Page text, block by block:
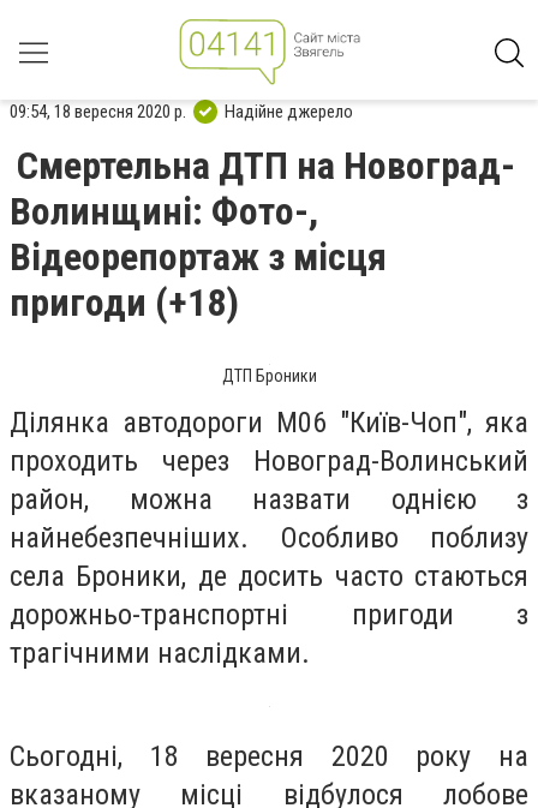
09:54, 18 вересня 2020 р. Надійне джерело
Смертельна ДТП на Новоград-
Волинщині: Фото-,
Відеорепортаж з місця
пригоди (+18)
ДТП Броники
Ділянка автодороги М06 "Київ-Чоп", яка
проходить через Новоград-Волинський
район, можна назвати однією з
найнебезпечніших. Особливо поблизу
села Броники, де досить часто стаються
дорожньо-транспортні пригоди з
трагічними наслідками.
Сьогодні, 18 вересня 2020 року на
вказаному місці відбулося лобове